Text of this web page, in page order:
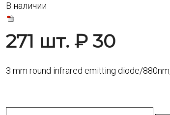
В наличии
271 шт. ₽ 30
3 mm round infrared emitting diode/